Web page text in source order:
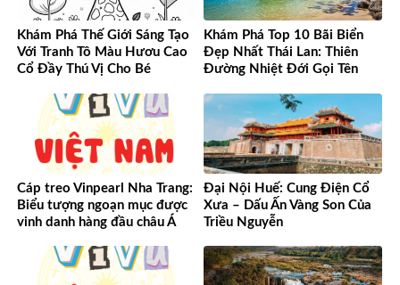
Khám Phá Thế Giới Sáng Tạo
Với Tranh Tô Màu Hươu Cao
Cổ Đầy Thú Vị Cho Bé
Khám Phá Top 10 Bãi Biển
Đẹp Nhất Thái Lan: Thiên
Đường Nhiệt Đới Gọi Tên
Cáp treo Vinpearl Nha Trang:
Biểu tượng ngoạn mục được
vinh danh hàng đầu châu Á
Đại Nội Huế: Cung Điện Cổ
Xưa – Dấu Ấn Vàng Son Của
Triều Nguyễn